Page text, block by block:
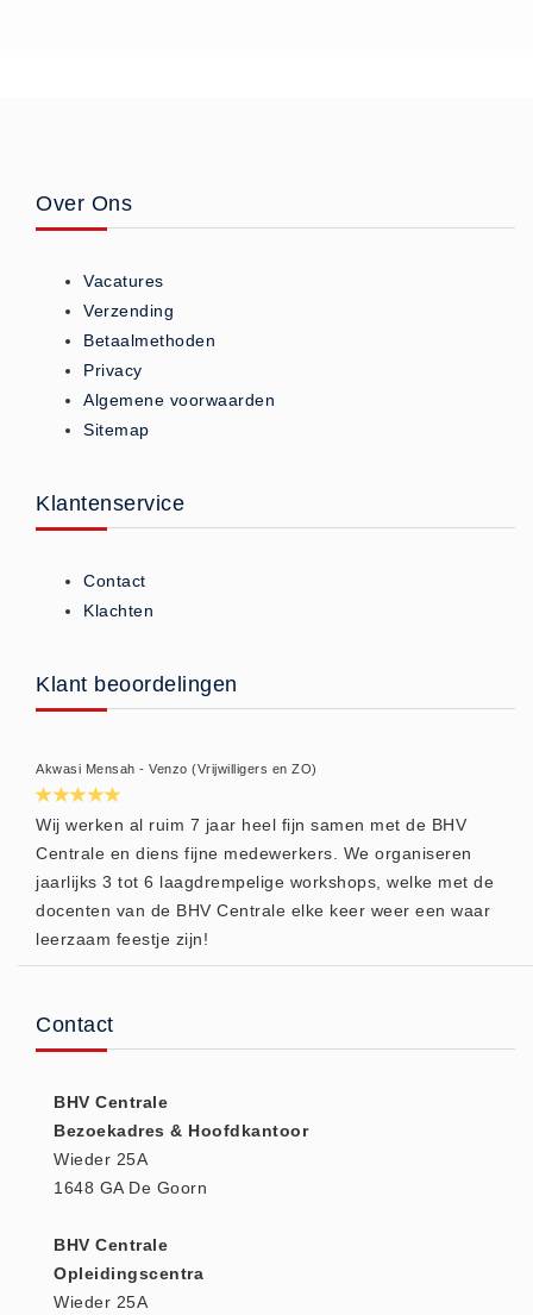
CO melders (2)
Brandmelders - Algemeen (1)
Brandvertragend
Brandvertragend (9)
Brandwondmaterialen
CO2 meters (0)
Drogisterij
Geneesmiddelen (0)
Koud - Warm kompressen (3)
Overige (1)
Spieren en gewrichten (0)
Teken - Beten sets (5)
Eerste Hulp Paneel
Evacuatie
Evacuatie (19)
Noodkoffer (0)
Stoelen (5)
Zaklampen (9)
Over Ons
Vacatures
Verzending
Betaalmethoden
Privacy
Algemene voorwaarden
Sitemap
Klantenservice
Contact
Klachten
Klant beoordelingen
Akwasi Mensah - Venzo (Vrijwilligers en ZO)
Wij werken al ruim 7 jaar heel fijn samen met de BHV
Centrale en diens fijne medewerkers. We organiseren
jaarlijks 3 tot 6 laagdrempelige workshops, welke met de
docenten van de BHV Centrale elke keer weer een waar
leerzaam feestje zijn!
Contact
BHV Centrale
Bezoekadres & Hoofdkantoor
Wieder 25A
1648 GA De Goorn
BHV Centrale
Opleidingscentra
Wieder 25A